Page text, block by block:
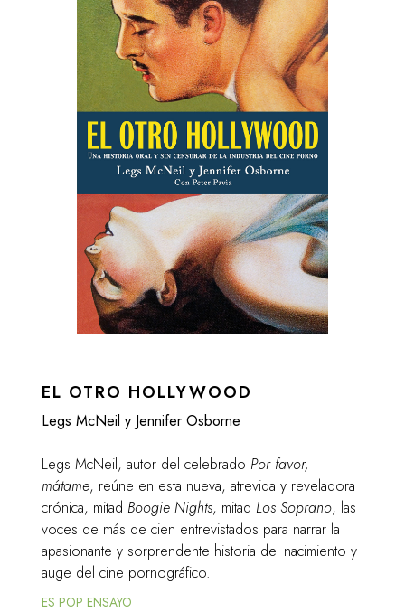
EL OTRO HOLLYWOOD
Legs McNeil y Jennifer Osborne
Legs McNeil, autor del celebrado Por favor,
mátame, reúne en esta nueva, atrevida y reveladora
crónica, mitad Boogie Nights, mitad Los Soprano, las
voces de más de cien entrevistados para narrar la
apasionante y sorprendente historia del nacimiento y
auge del cine pornográfico.
ES POP ENSAYO